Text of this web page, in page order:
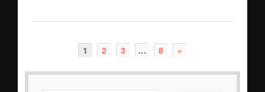
1 2 3 … 8 »